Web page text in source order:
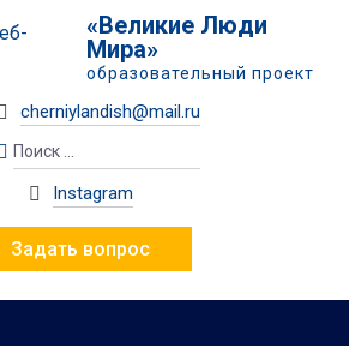
«Великие Люди
Мира»
образовательный проект
cherniylandish@mail.ru
Instagram
Задать вопрос